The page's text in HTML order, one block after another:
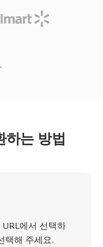
하는 방법
에서 선택하
택해 주세요.